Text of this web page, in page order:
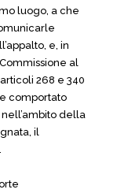
luogo, a che
e, in
al
268 e 340
comportato
della
il